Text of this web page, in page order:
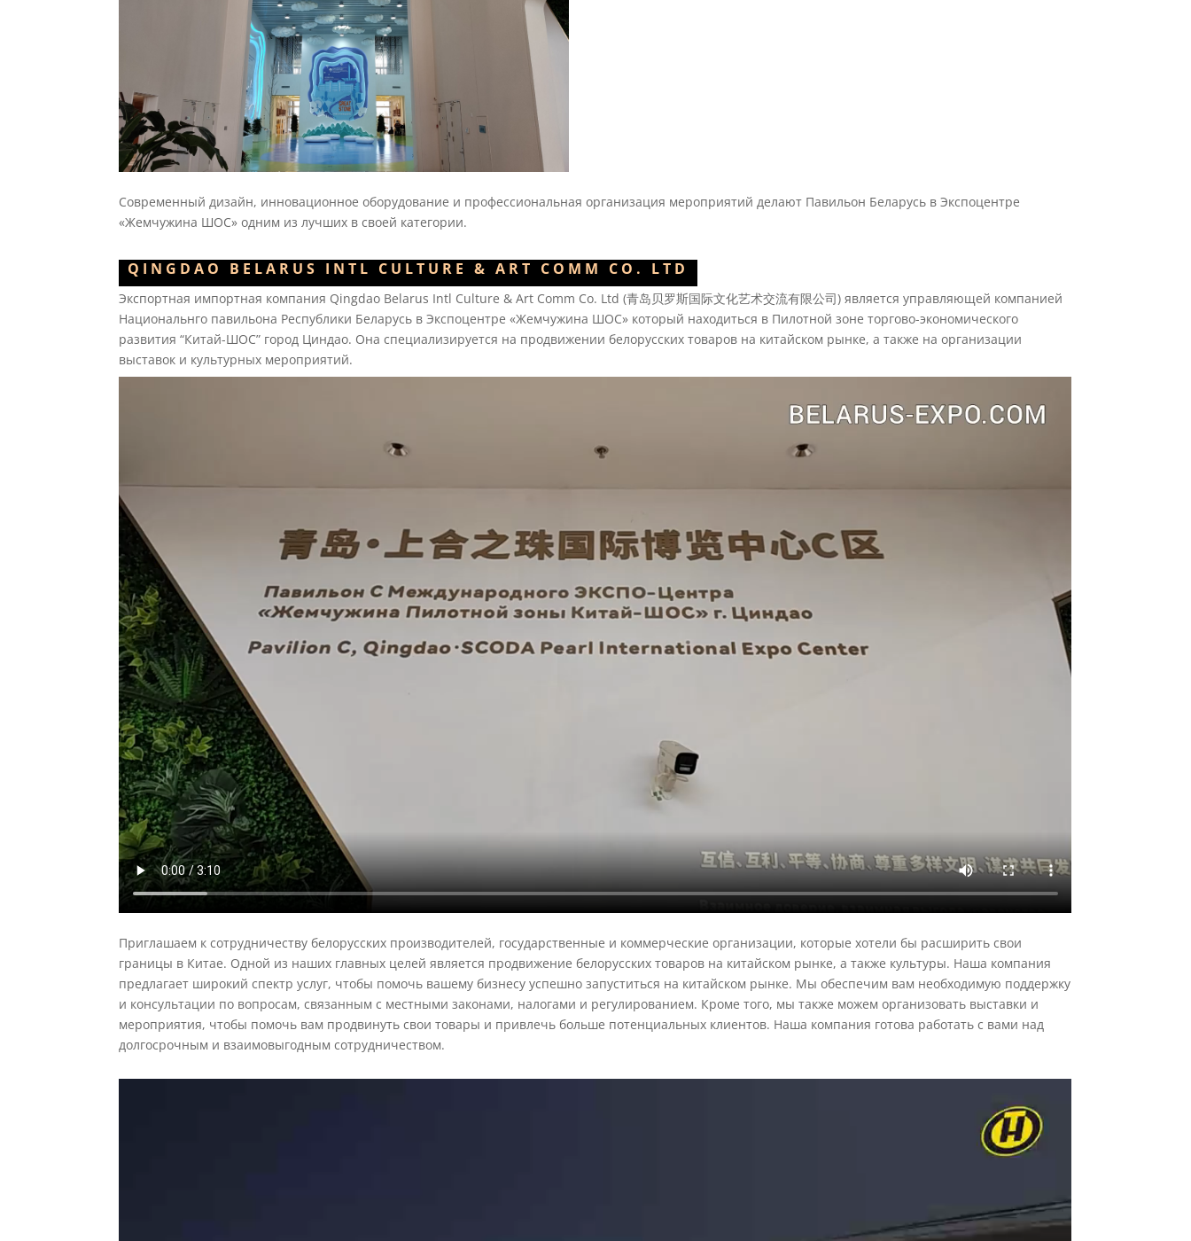
Современный дизайн, инновационное оборудование и профессиональная организация мероприятий делают Павильон Беларусь в Экспоцентре
«Жемчужина ШОС» одним из лучших в своей категории.
QINGDAO BELARUS INTL CULTURE & ART COMM CO. LTD
Экспортная импортная компания Qingdao Belarus Intl Culture & Art Comm Co. Ltd (青岛贝罗斯国际文化艺术交流有限公司) является управляющей компанией
Национальнго павильона Республики Беларусь в Экспоцентре «Жемчужина ШОС» который находиться в Пилотной зоне торгово-экономического
развития “Китай-ШОС” город Циндао. Она специализируется на продвижении белорусских товаров на китайском рынке, а также на организации
выставок и культурных мероприятий.
Приглашаем к сотрудничеству белорусских производителей, государственные и коммерческие организации, которые хотели бы расширить свои
границы в Китае. Одной из наших главных целей является продвижение белорусских товаров на китайском рынке, а также культуры. Наша компания
предлагает широкий спектр услуг, чтобы помочь вашему бизнесу успешно запуститься на китайском рынке. Мы обеспечим вам необходимую поддержку
и консультации по вопросам, связанным с местными законами, налогами и регулированием. Кроме того, мы также можем организовать выставки и
мероприятия, чтобы помочь вам продвинуть свои товары и привлечь больше потенциальных клиентов. Наша компания готова работать с вами над
долгосрочным и взаимовыгодным сотрудничеством.